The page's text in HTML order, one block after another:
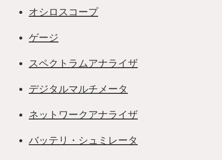
オシロスコープ
ゲージ
スペクトラムアナライザ
デジタルマルチメータ
ネットワークアナライザ
バッテリ・シュミレータ